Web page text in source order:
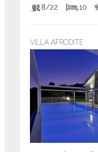
8/22 10
VILLA AFRODITE